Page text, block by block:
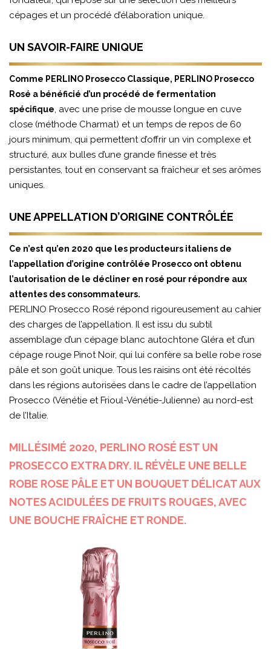
cépages et un procédé d’élaboration unique.
UN SAVOIR-FAIRE UNIQUE
Comme PERLINO Prosecco Classique, PERLINO Prosecco
Rosé a bénéficié d’un procédé de fermentation
spécifique, avec une prise de mousse longue en cuve
close (méthode Charmat) et un temps de repos de 60
jours minimum, qui permettent d’offrir un vin complexe et
structuré, aux bulles d’une grande finesse et très
persistantes, tout en conservant sa fraîcheur et ses arômes
uniques.
UNE APPELLATION D’ORIGINE CONTRÔLÉE
Ce n’est qu’en 2020 que les producteurs italiens de
l’appellation d’origine contrôlée Prosecco ont obtenu
l’autorisation de le décliner en rosé pour répondre aux
attentes des consommateurs.
PERLINO Prosecco Rosé répond rigoureusement au cahier
des charges de l’appellation. Il est issu du subtil
assemblage d’un cépage blanc autochtone Gléra et d’un
cépage rouge Pinot Noir, qui lui confère sa belle robe rose
pâle et son goût unique. Tous les raisins ont été récoltés
dans les régions autorisées dans le cadre de l’appellation
Prosecco (Vénétie et Frioul-Vénétie-Julienne) au nord-est
de l’Italie.
MILLÉSIMÉ 2020, PERLINO ROSÉ EST UN
PROSECCO EXTRA DRY. IL RÉVÈLE UNE BELLE
ROBE ROSE PÂLE ET UN BOUQUET DÉLICAT AUX
NOTES ACIDULÉES DE FRUITS ROUGES, AVEC
UNE BOUCHE FRAÎCHE ET RONDE.